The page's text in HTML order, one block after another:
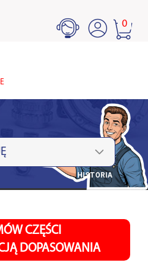
0
HISTORIA
CZĘŚCI
DOPASOWANIA